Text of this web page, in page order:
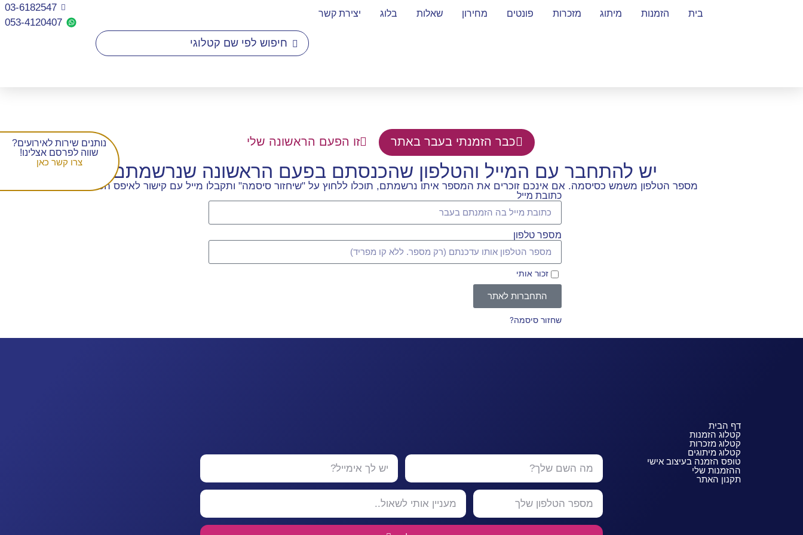
בית הזמנות מיתוג מזכרות פונטים מחירון שאלות בלוג יצירת קשר
03-6182547
053-4120407​
כבר הזמנתי בעבר באתר זו הפעם הראשונה שלי
יש להתחבר עם המייל והטלפון שהכנסתם בפעם הראשונה שנרשמתם
מספר הטלפון משמש כסיסמה. אם אינכם זוכרים את המספר איתו נרשמתם, תוכלו ללחוץ על "שיחזור סיסמה" ותקבלו מייל עם קישור לאיפס הסיסמה.
כתובת מייל
מספר טלפון
זכור אותי
התחברות לאתר
שחזור סיסמה?
דף הבית
קטלוג הזמנות
קטלוג מזכרות
קטלוג מיתוגים
טופס הזמנה בעיצוב אישי
ההזמנות שלי
תקנון האתר
נותנים שירות לאירועים?
שווה לפרסם אצלינו!
צרו קשר כאן